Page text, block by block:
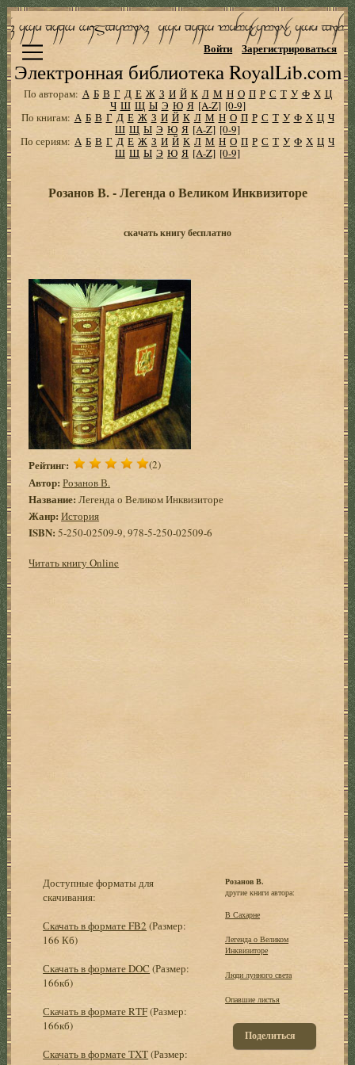
Электронная библиотека RoyalLib.com
Войти Зарегистрироваться
По авторам: А Б В Г Д Е Ж З И Й К Л М Н О П Р С Т У Ф Х Ц
Ч Ш Щ Ы Э Ю Я [A-Z] [0-9]
По книгам: А Б В Г Д Е Ж З И Й К Л М Н О П Р С Т У Ф Х Ц Ч
Ш Щ Ы Э Ю Я [A-Z] [0-9]
По сериям: А Б В Г Д Е Ж З И Й К Л М Н О П Р С Т У Ф Х Ц Ч
Ш Щ Ы Э Ю Я [A-Z] [0-9]
Розанов В. - Легенда о Великом Инквизиторе
скачать книгу бесплатно
Рейтинг: (2)
Автор: Розанов В.
Название: Легенда о Великом Инквизиторе
Жанр: История
ISBN: 5-250-02509-9, 978-5-250-02509-6
Читать книгу Online
Доступные форматы для
скачивания:
Скачать в формате FB2 (Размер:
166 Кб)
Скачать в формате DOC (Размер:
166кб)
Скачать в формате RTF(Размер:
166кб)
Скачать в формате TXT(Размер:
Розанов В.
другие книги автора:
В Сахарне
Легенда о Великом
Инквизиторе
Люди лунного света
Опавшие листья
Поделиться